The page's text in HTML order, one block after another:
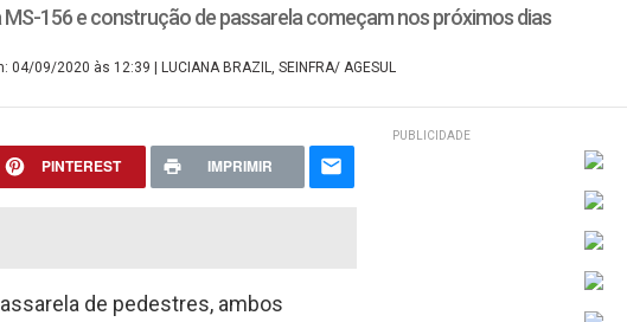
MS-156 e construção de passarela começam nos próximos dias
04/09/2020 às 12:39 | LUCIANA BRAZIL, SEINFRA/ AGESUL
PINTEREST IMPRIMIR
de pedestres, ambos
PUBLICIDADE